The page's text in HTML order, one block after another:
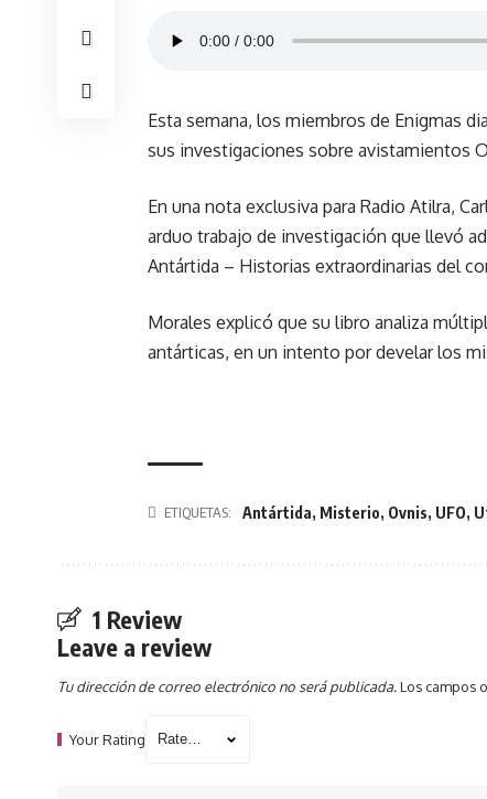
Esta semana, los miembros de Enigmas
sus investigaciones sobre avistamientos
En una nota exclusiva para Radio Atilra,
arduo trabajo de investigación que llevó
Antártida – Historias extraordinarias del
Morales explicó que su libro analiza
antárticas, en un intento por develar los
ETIQUETAS: Antártida, Misterio, Ovnis, UFO,
1 Review
Leave a review
Tu dirección de correo electrónico no será publicada.Los campos
Your Rating